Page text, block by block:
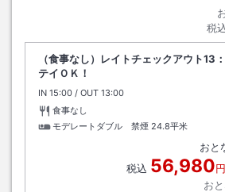
税
（食事なし）レイトチェックアウト13
テイＯＫ！
IN チェックイン
15:00 / OUT チェックアウト
13:00
食事なし
モデレートダブル 禁煙 24.8平米
おと
税込 56,980円
お